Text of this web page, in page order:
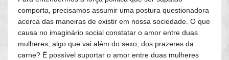
comporta, precisamos assumir uma postura questionadora
acerca das maneiras de existir em nossa sociedade. O que
causa no imaginário social constatar o amor entre duas
mulheres, algo que vai além do sexo, dos prazeres da
carne? É possível suportar o amor entre duas mulheres